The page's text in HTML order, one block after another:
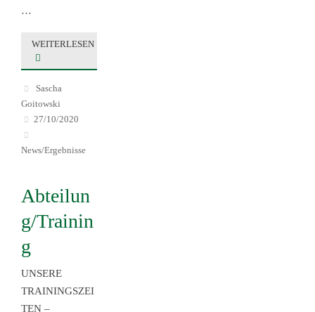
…
WEITERLESEN
Sascha
Goitowski
27/10/2020
News/Ergebnisse
Abteilun
g/Trainin
g
UNSERE
TRAININGSZEI
TEN –